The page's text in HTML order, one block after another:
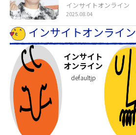
2025.08.04
インサイトオンライン
インサイトオンライン
インサイト
オンライン
defaultjp